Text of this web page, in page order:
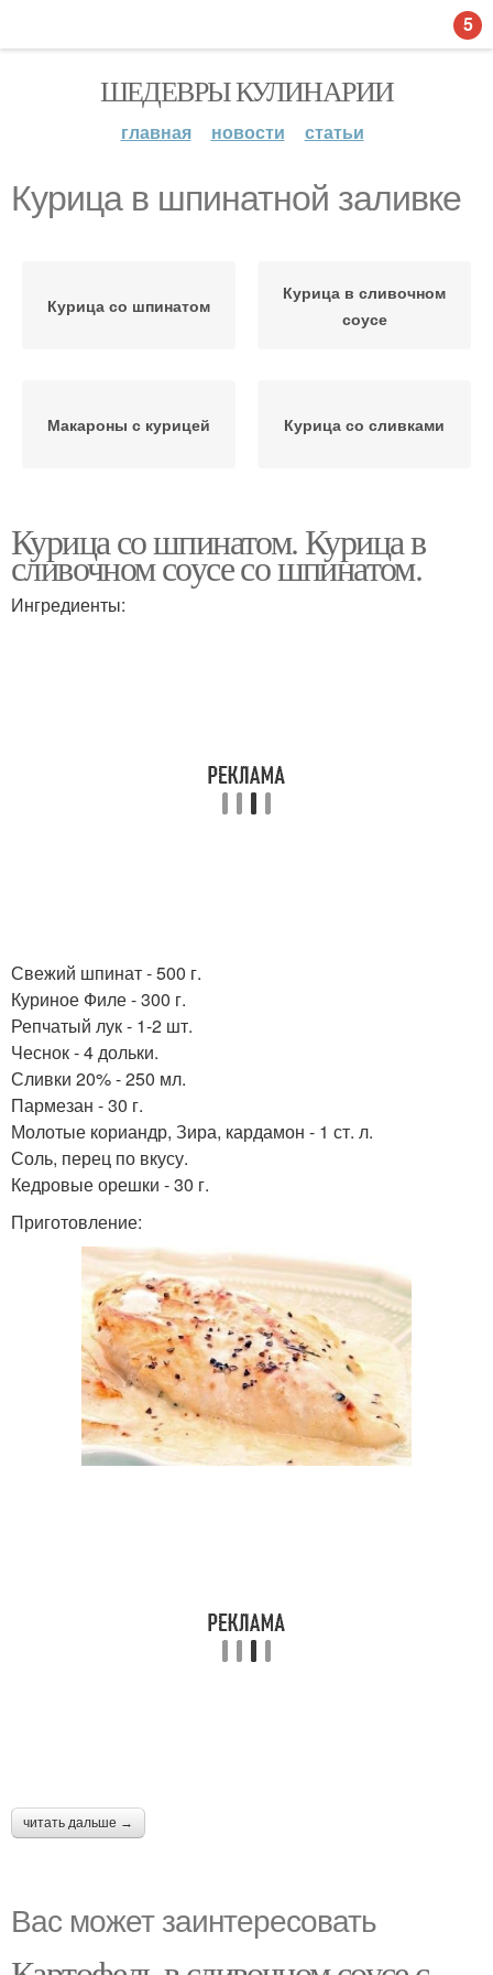
ШЕДЕВРЫ КУЛИНАРИИ
главная новости статьи
Курица в шпинатной заливке
Курица со шпинатом
Курица в сливочном
соусе
Макароны с курицей Курица со сливками
Курица со шпинатом. Курица в
сливочном соусе со шпинатом.
Ингредиенты:
Свежий шпинат - 500 г.
Куриное Филе - 300 г.
Репчатый лук - 1-2 шт.
Чеснок - 4 дольки.
Сливки 20% - 250 мл.
Пармезан - 30 г.
Молотые кориандр, Зира, кардамон - 1 ст. л.
Соль, перец по вкусу.
Кедровые орешки - 30 г.
Приготовление:
читать дальше →
Вас может заинтересовать
5